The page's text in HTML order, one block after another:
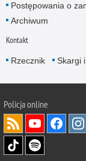
Postępowania o
Archiwum
Kontakt
Rzecznik Skargi
Policjaonline